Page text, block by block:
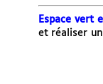
Espace vert
et réaliser